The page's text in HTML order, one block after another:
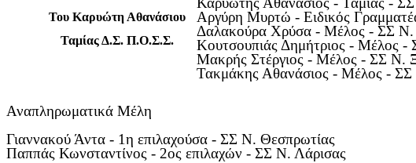
Του Καρυώτη Αθανάσιου
Ταμίας Δ.Σ. Π.Ο.Σ.Σ.
Αργύρη Μυρτώ - Ειδικός
Δαλακούρα Χρύσα - Μέλος - ΣΣ Ν.
Κουτσουπιάς Δημήτριος - Μέλος
Μακρής Στέργιος - Μέλος - ΣΣ Ν.
Τακμάκης Αθανάσιος - Μέλος - ΣΣ
Αναπληρωματικά Μέλη
Γιαννακού Άντα - 1η επιλαχούσα - ΣΣ Ν. Θεσπρωτίας
Παππάς Κωνσταντίνος - 2ος επιλαχών - ΣΣ Ν. Λάρισας